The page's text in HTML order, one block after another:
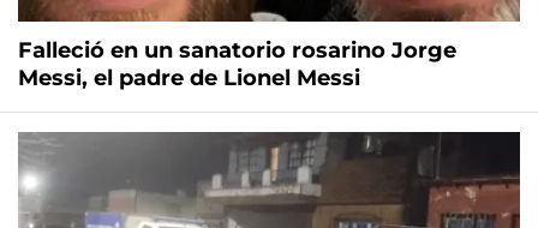
Falleció en un sanatorio rosarino Jorge
Messi, el padre de Lionel Messi